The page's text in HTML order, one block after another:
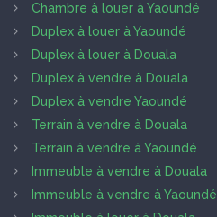
Chambre à louer à Yaoundé
Duplex à louer à Yaoundé
Duplex à louer à Douala
Duplex à vendre à Douala
Duplex à vendre Yaoundé
Terrain à vendre à Douala
Terrain à vendre à Yaoundé
Immeuble à vendre à Douala
Immeuble à vendre à Yaoundé